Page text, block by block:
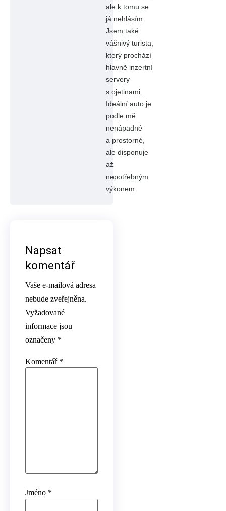
ale k tomu se
já nehlásím.
Jsem také
vášnivý turista,
který prochází
hlavně inzertní
servery
s ojetinami.
Ideální auto je
podle mě
nenápadné
a prostorné,
ale disponuje
až
nepotřebným
výkonem.
Napsat
komentář
Vaše e-mailová adresa
nebude zveřejněna.
Vyžadované
informace jsou
označeny *
Komentář *
Jméno *